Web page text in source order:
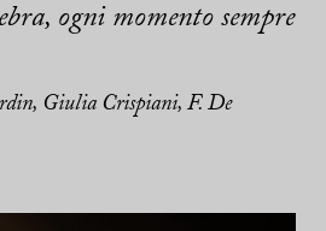
ogni momento sempre
Giulia Crispiani, F. De